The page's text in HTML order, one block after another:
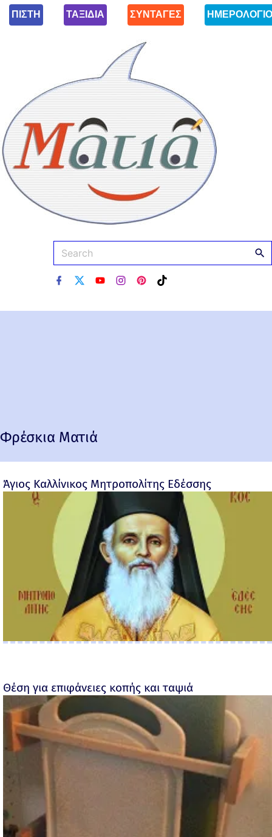
ΠΙΣΤΗ ΤΑΞΙΔΙΑ ΣΥΝΤΑΓΕΣ ΗΜΕΡΟΛΟΓΙΟ
Φρέσκια Ματιά
Άγιος Καλλίνικος Μητροπολίτης Εδέσσης
Θέση για επιφάνειες κοπής και ταψιά